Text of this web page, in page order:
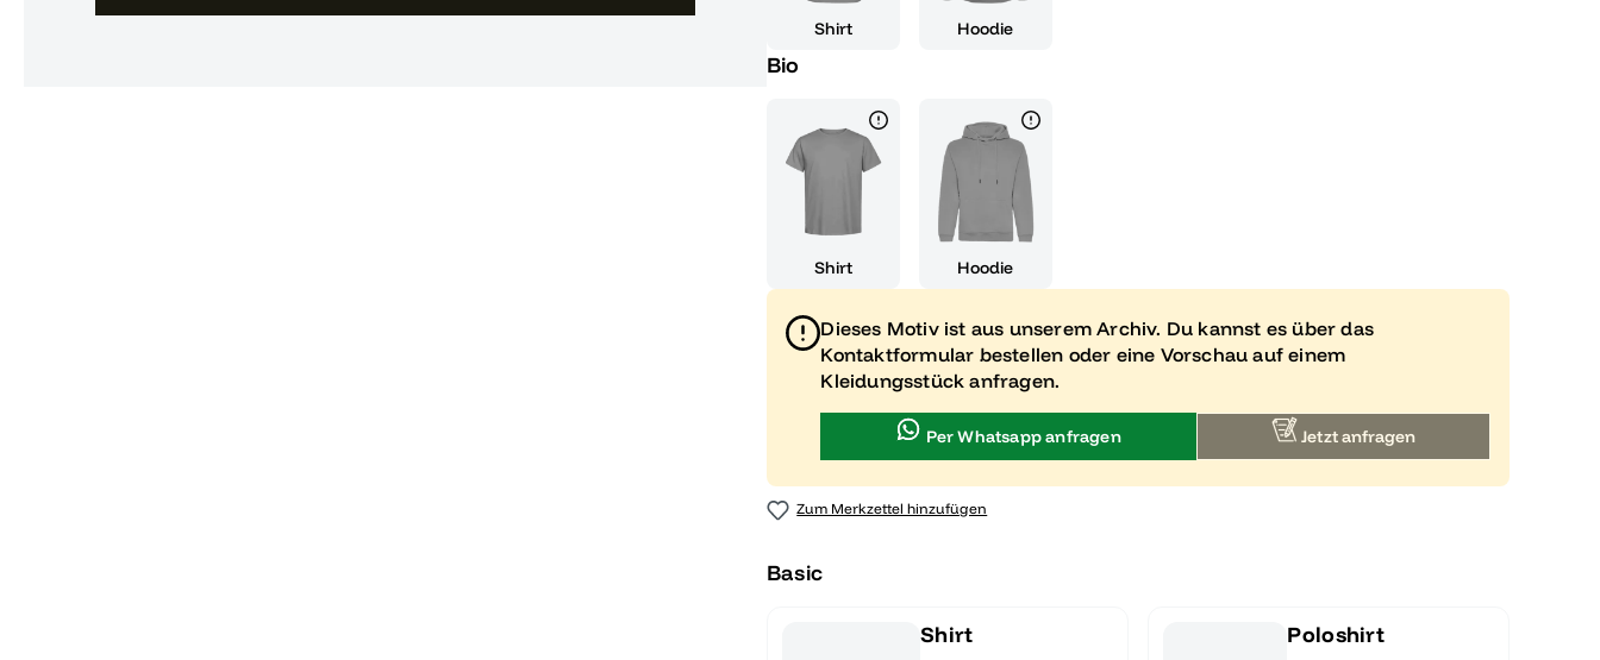
Shirt Hoodie
Bio
Shirt Hoodie
Dieses Motiv ist aus unserem Archiv. Du kannst es über das
Kontaktformular bestellen oder eine Vorschau auf einem
Kleidungsstück anfragen.
Per Whatsapp anfragen Jetzt anfragen
Zum Merkzettel hinzufügen
Basic
Shirt Poloshirt